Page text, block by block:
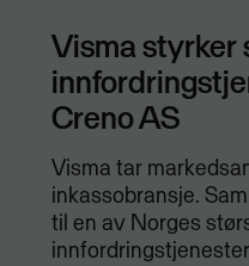
Visma styrker
Creno AS
​Visma tar
inkassobransje.
til en av Norges